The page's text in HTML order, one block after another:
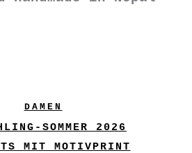
DAMEN
SOMMER 2026
MIT MOTIVPRINT